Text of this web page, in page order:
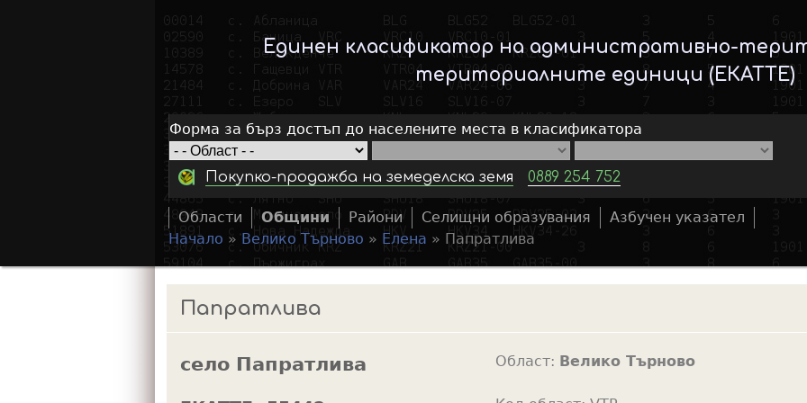
Skip
to
main
Единен класификатор на административно-
териториалните единици (ЕКАТТЕ)
Форма за бърз достъп до населените места в класификатора
Покупко-продажба на земеделска земя 0889 254 752
a
c
Области Общини Райони Селищни образувания Азбучен указател
o
Начало »Велико Търново » Елена » Папратлива
Папратлива
село Папратлива Област: Велико Търново